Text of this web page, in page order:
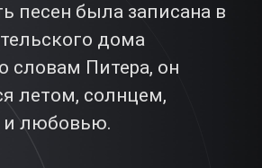
песен была записана в
дома
словам Питера, он
летом, солнцем,
и любовью.